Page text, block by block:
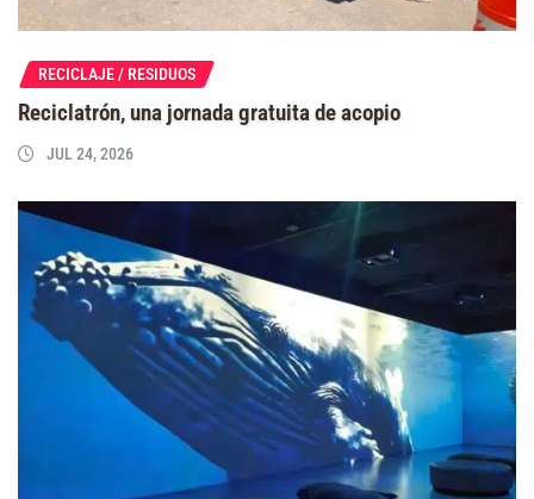
RECICLAJE / RESIDUOS
Reciclatrón, una jornada gratuita de acopio
JUL 24, 2026